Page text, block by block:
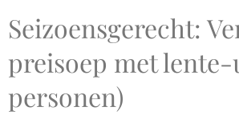
Seizoensgerecht:
preisoep met lente-
personen)